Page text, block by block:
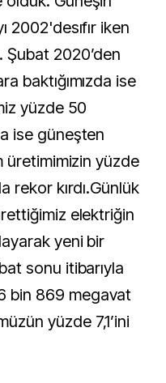
2002'desıfır iken
Şubat 2020’den
baktığımızda ise
yüzde 50
ise güneşten
üretimimizin yüzde
rekor kırdı.Günlük
elektriğin
yeni bir
sonu itibarıyla
bin 869 megavat
yüzde 7,1’ini